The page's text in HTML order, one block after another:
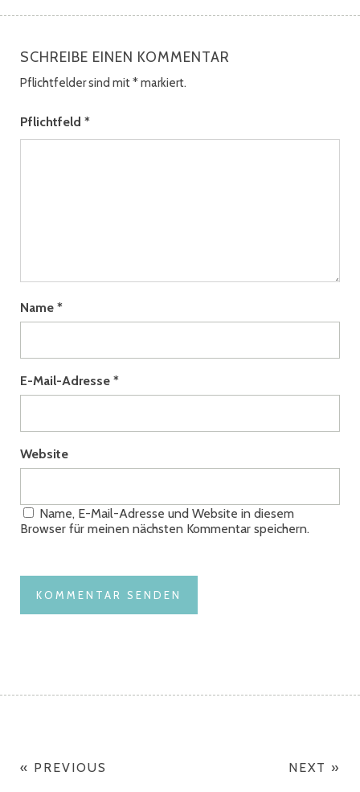
SCHREIBE EINEN KOMMENTAR
Pflichtfelder sind mit*markiert.
Pflichtfeld *
Name *
E-Mail-Adresse *
Website
Name, E-Mail-Adresse und Website in diesem
Browser für meinen nächsten Kommentar speichern.
« PREVIOUS NEXT »